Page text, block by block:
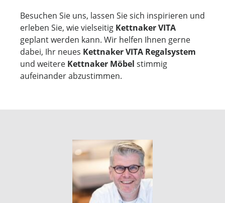
Besuchen Sie uns, lassen Sie sich inspirieren und
erleben Sie, wie vielseitig Kettnaker VITA
geplant werden kann. Wir helfen Ihnen gerne
dabei, Ihr neues Kettnaker VITA Regalsystem
und weitere Kettnaker Möbel stimmig
aufeinander abzustimmen.